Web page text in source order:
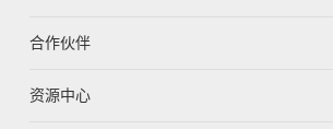
合作伙伴
资源中心